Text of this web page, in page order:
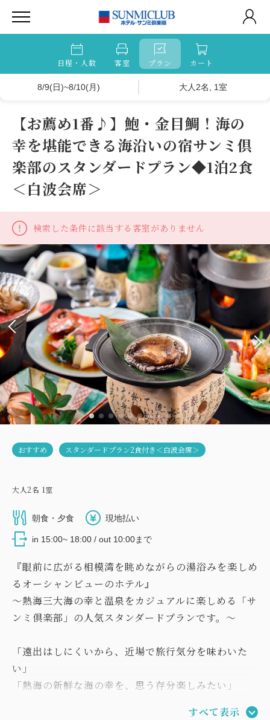
日程・人数 客室 プラン カート
8/9(日)~8/10(月) 大人2名, 1室
【お薦め1番♪】鮑・金目鯛！海の
幸を堪能できる海沿いの宿サンミ倶
楽部のスタンダードプラン◆1泊2食
＜白波会席＞
検索した条件に該当する客室がありません
おすすめ スタンダードプラン2食付き＜白波会席＞
大人2名 1室
朝食・夕食 現地払い
in 15:00~ 18:00 / out 10:00まで
『眼前に広がる相模湾を眺めながらの湯浴みを楽しめ
るオーシャンビューのホテル』
～熱海三大海の幸と温泉をカジュアルに楽しめる「サ
ンミ倶楽部」の人気スタンダードプランです。～
「遠出はしにくいから、近場で旅行気分を味わいた
い」
「熱海の新鮮な海の幸を、思う存分楽しみたい」
すべて表示